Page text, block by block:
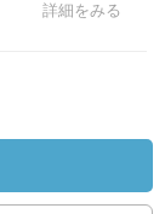
詳細をみる